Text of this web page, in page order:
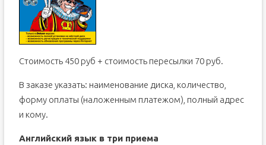
Стоимость 450 руб + стоимость пересылки 70 руб.
В заказе указать: наименование диска, количество,
форму оплаты (наложенным платежом), полный адрес
и кому.
Английский язык в три приема